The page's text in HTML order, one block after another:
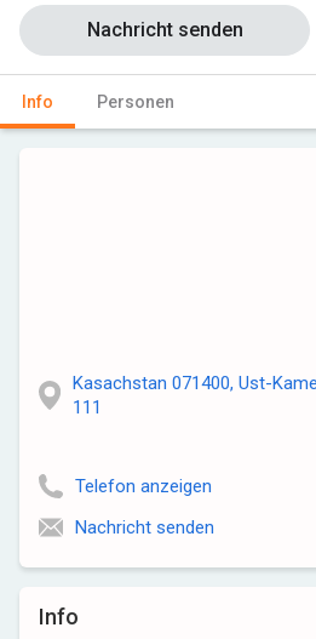
Info Personen
Nachricht senden
Info
Kasachstan 071400, Ust-
111
Telefon anzeigen
Nachricht senden